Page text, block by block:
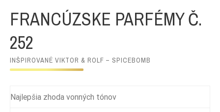
FRANCÚZSKE PARFÉMY Č.
252
INŠPIROVANÉ VIKTOR & ROLF – SPICEBOMB
Najlepšia zhoda vonných tónov